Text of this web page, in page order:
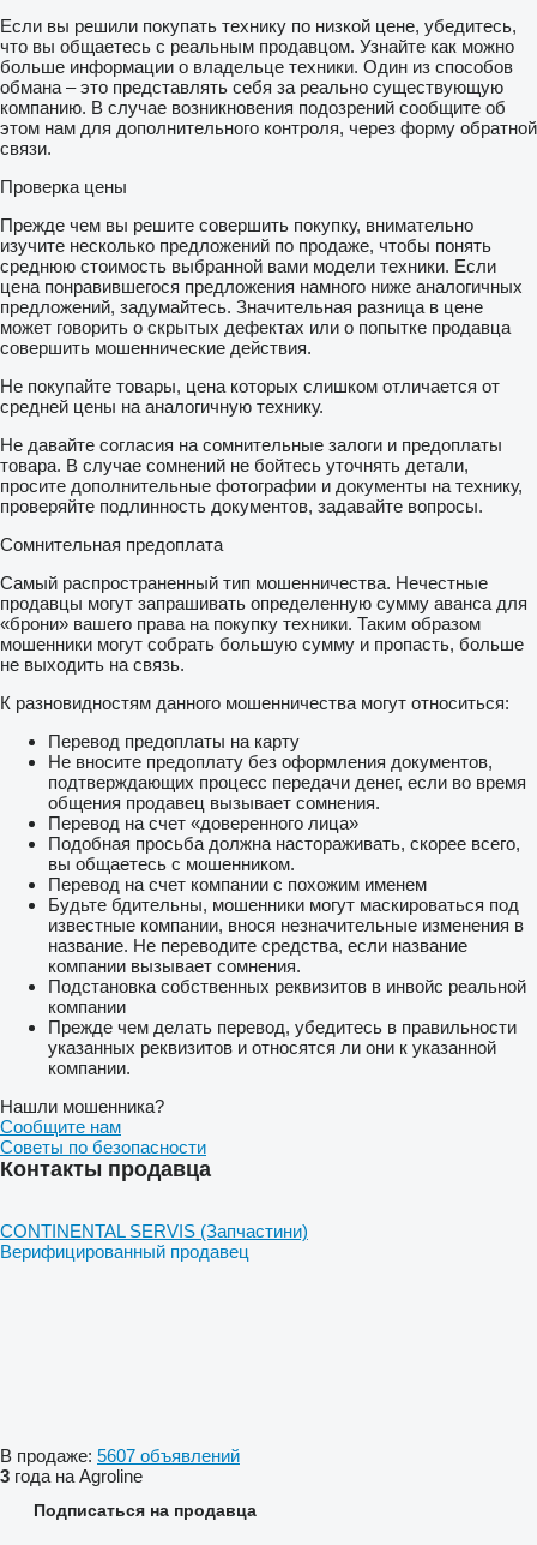
Если вы решили покупать технику по низкой цене, убедитесь,
что вы общаетесь с реальным продавцом. Узнайте как можно
больше информации о владельце техники. Один из способов
обмана – это представлять себя за реально существующую
компанию. В случае возникновения подозрений сообщите об
этом нам для дополнительного контроля, через форму обратной
связи.
Проверка цены
Прежде чем вы решите совершить покупку, внимательно
изучите несколько предложений по продаже, чтобы понять
среднюю стоимость выбранной вами модели техники. Если
цена понравившегося предложения намного ниже аналогичных
предложений, задумайтесь. Значительная разница в цене
может говорить о скрытых дефектах или о попытке продавца
совершить мошеннические действия.
Не покупайте товары, цена которых слишком отличается от
средней цены на аналогичную технику.
Не давайте согласия на сомнительные залоги и предоплаты
товара. В случае сомнений не бойтесь уточнять детали,
просите дополнительные фотографии и документы на технику,
проверяйте подлинность документов, задавайте вопросы.
Сомнительная предоплата
Самый распространенный тип мошенничества. Нечестные
продавцы могут запрашивать определенную сумму аванса для
«брони» вашего права на покупку техники. Таким образом
мошенники могут собрать большую сумму и пропасть, больше
не выходить на связь.
К разновидностям данного мошенничества могут относиться:
Перевод предоплаты на карту
Не вносите предоплату без оформления документов,
подтверждающих процесс передачи денег, если во время
общения продавец вызывает сомнения.
Перевод на счет «доверенного лица»
Подобная просьба должна настораживать, скорее всего,
вы общаетесь с мошенником.
Перевод на счет компании с похожим именем
Будьте бдительны, мошенники могут маскироваться под
известные компании, внося незначительные изменения в
название. Не переводите средства, если название
компании вызывает сомнения.
Подстановка собственных реквизитов в инвойс реальной
компании
Прежде чем делать перевод, убедитесь в правильности
указанных реквизитов и относятся ли они к указанной
компании.
Нашли мошенника?
Сообщите нам
Советы по безопасности
Контакты продавца
CONTINENTAL SERVIS (Запчастини)
Верифицированный продавец
В продаже: 5607 объявлений
3 года на Agroline
Подписаться на продавца